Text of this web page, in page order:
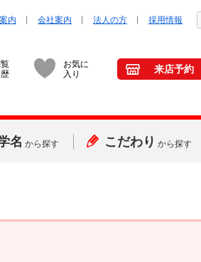
内 会社案内 法人の方 採用情報
お気に
入り
来店予約
名 から探す こだわり から探す